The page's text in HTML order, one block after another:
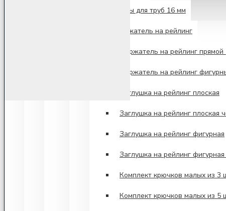
Аксессуары для труб 16 мм
Держатель на рейлинг
Держатель на рейлинг
Держатель на рейлинг
Заглушка на рейлинг плоская
Заглушка на рейлинг плоская
Заглушка на рейлинг фигурная
Заглушка на рейлинг
Комплект крючков малых из 3
Комплект крючков малых из 5